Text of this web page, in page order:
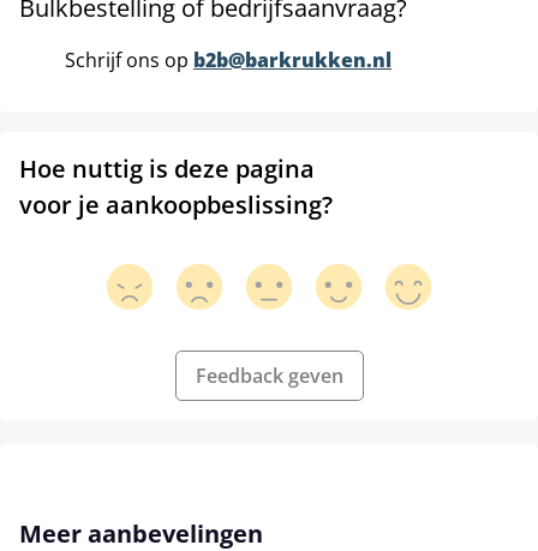
Bulkbestelling of bedrijfsaanvraag?
Schrijf ons op b2b@barkrukken.nl
Hoe nuttig is deze pagina
voor je aankoopbeslissing?
Feedback geven
Productgalerij overslaan
Meer aanbevelingen